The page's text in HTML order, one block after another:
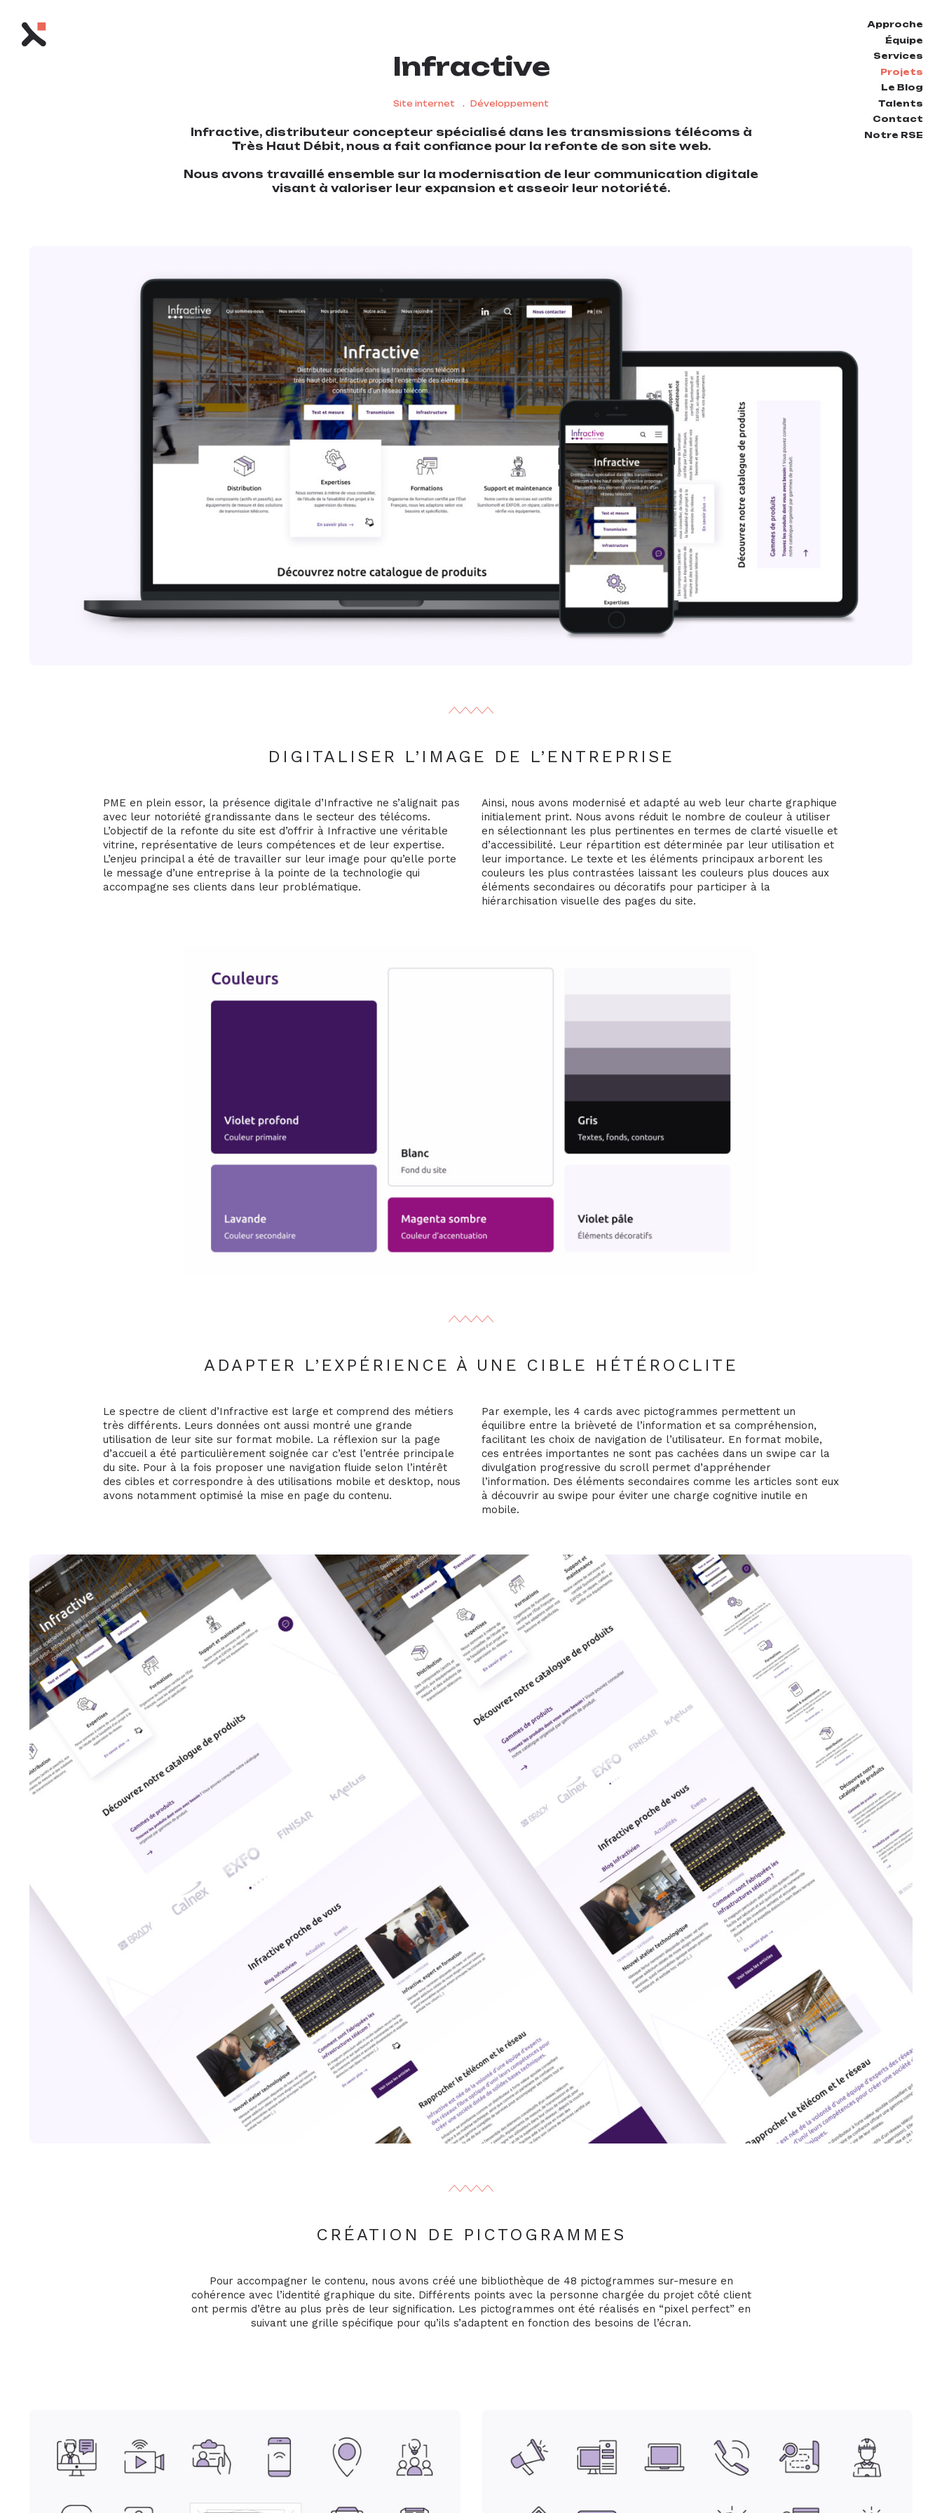
Approche
Équipe
Services
Projets
Le Blog
Talents
Contact
Notre RSE
Infractive
Site internet Développement
Infractive, distributeur concepteur spécialisé dans les transmissions télécoms à
Très Haut Débit, nous a fait confiance pour la refonte de son site web.
Nous avons travaillé ensemble sur la modernisation de leur communication digitale
visant à valoriser leur expansion et asseoir leur notoriété.
DIGITALISER L’IMAGE DE L’ENTREPRISE
PME en plein essor, la présence digitale d’Infractive ne s’alignait pas
avec leur notoriété grandissante dans le secteur des télécoms.
L’objectif de la refonte du site est d’offrir à Infractive une véritable
vitrine, représentative de leurs compétences et de leur expertise.
L’enjeu principal a été de travailler sur leur image pour qu’elle porte
le message d’une entreprise à la pointe de la technologie qui
accompagne ses clients dans leur problématique.
Ainsi, nous avons modernisé et adapté au web leur charte graphique
initialement print. Nous avons réduit le nombre de couleur à utiliser
en sélectionnant les plus pertinentes en termes de clarté visuelle et
d’accessibilité. Leur répartition est déterminée par leur utilisation et
leur importance. Le texte et les éléments principaux arborent les
couleurs les plus contrastées laissant les couleurs plus douces aux
éléments secondaires ou décoratifs pour participer à la
hiérarchisation visuelle des pages du site.
ADAPTER L’EXPÉRIENCE À UNE CIBLE HÉTÉROCLITE
Le spectre de client d’Infractive est large et comprend des métiers
très différents. Leurs données ont aussi montré une grande
utilisation de leur site sur format mobile. La réflexion sur la page
d’accueil a été particulièrement soignée car c’est l’entrée principale
du site. Pour à la fois proposer une navigation fluide selon l’intérêt
des cibles et correspondre à des utilisations mobile et desktop, nous
avons notamment optimisé la mise en page du contenu.
Par exemple, les 4 cards avec pictogrammes permettent un
équilibre entre la brièveté de l’information et sa compréhension,
facilitant les choix de navigation de l’utilisateur. En format mobile,
ces entrées importantes ne sont pas cachées dans un swipe car la
divulgation progressive du scroll permet d’appréhender
l’information. Des éléments secondaires comme les articles sont eux
à découvrir au swipe pour éviter une charge cognitive inutile en
mobile.
CRÉATION DE PICTOGRAMMES
Pour accompagner le contenu, nous avons créé une bibliothèque de 48 pictogrammes sur-mesure en
cohérence avec l’identité graphique du site. Différents points avec la personne chargée du projet côté client
ont permis d’être au plus près de leur signification. Les pictogrammes ont été réalisés en “pixel perfect” en
suivant une grille spécifique pour qu’ils s’adaptent en fonction des besoins de l’écran.